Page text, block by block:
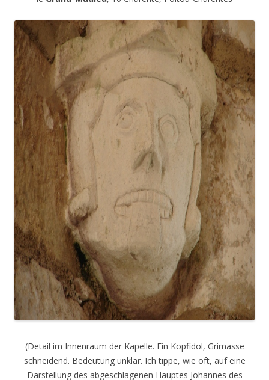
(Detail im Innenraum der Kapelle. Ein Kopfidol, Grimasse
schneidend. Bedeutung unklar. Ich tippe, wie oft, auf eine
Darstellung des abgeschlagenen Hauptes Johannes des